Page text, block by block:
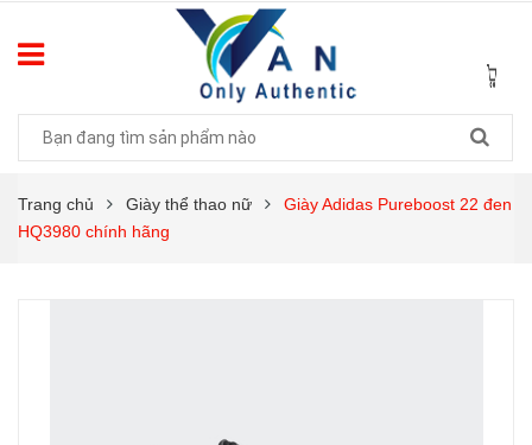
Trang chủ Giày thể thao nữ
Giày Adidas Pureboost 22 đen
HQ3980 chính hãng